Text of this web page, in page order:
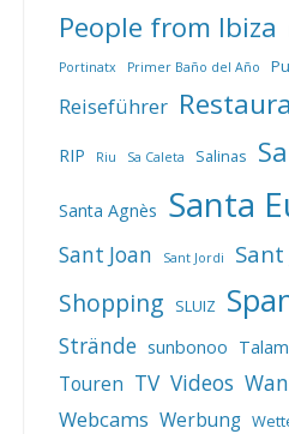
People from Ibiza
Portinatx Primer Baño del Año
Reiseführer
RIP Riu Sa Caleta Salinas
Santa Agnès Santa
Sant Joan Sant Jordi Sant
Shopping SLUIZ
Strände sunbonoo
Touren TV Videos
Webcams Werbung